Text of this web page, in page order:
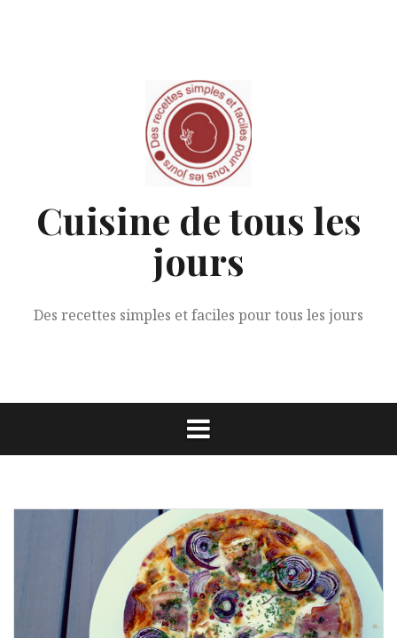
Cuisine de tous les
jours
Des recettes simples et faciles pour tous les jours